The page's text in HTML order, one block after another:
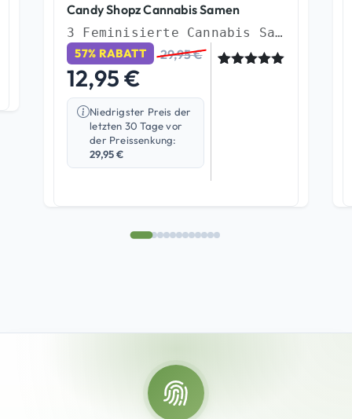
Candy Shopz Cannabis Samen
3 Feminisierte Cannabis Samen
57% RABATT 29,95€
12,95€
Niedrigster Preis der
letzten 30 Tage vor
der Preissenkung:
29,95€